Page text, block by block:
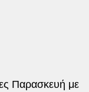
Παρασκευή με